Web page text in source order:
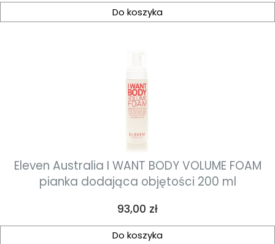
Do koszyka
Eleven Australia I WANT BODY VOLUME FOAM
pianka dodająca objętości 200 ml
Cena
93,00 zł
Do koszyka